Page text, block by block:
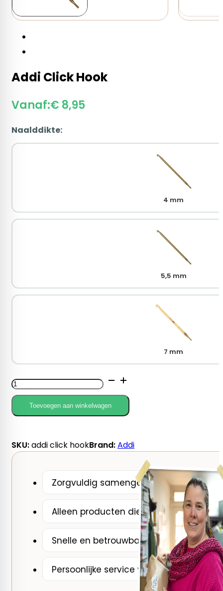
Addi Click Hook
Vanaf:€ 8,95
Naalddikte:
4 mm
5,5 mm
7 mm
Addi
Click
Hook
aantal
Toevoegen aan winkelwagen
SKU:addi click hookBrand:Addi
Zorgvuldig samengesteld door De
Alleen producten die wij zelf zouden
Snelle en betrouwbare verzending
Persoonlijke service van een